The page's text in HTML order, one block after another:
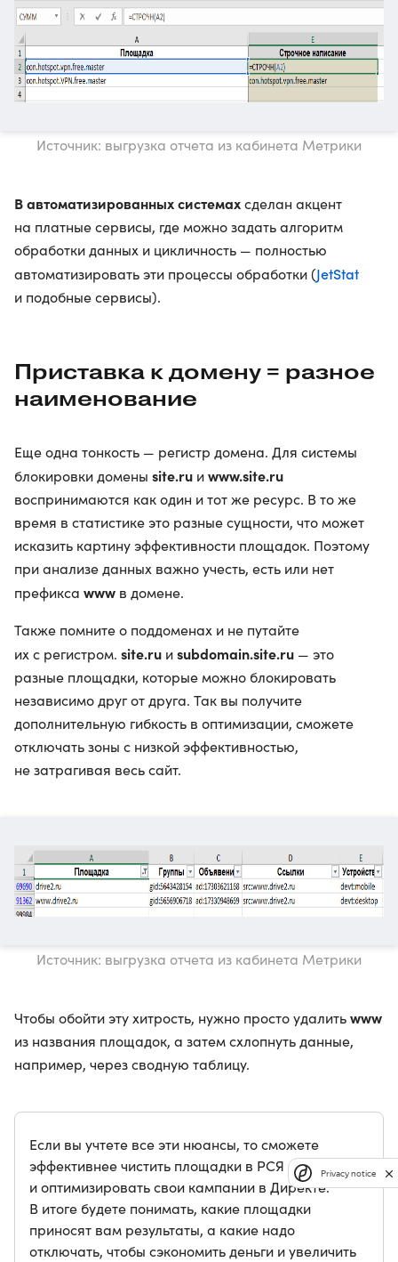
Источник: выгрузка отчета из кабинета Метрики
В автоматизированных системахсделан акцент
на платные сервисы, где можно задать алгоритм
обработки данных и цикличность — полностью
автоматизировать эти процессы обработки (JetStat
и подобные сервисы).
Приставка к домену = разное
наименование
Еще одна тонкость — регистр домена. Для системы
блокировки домены site.ru иwww.site.ru
воспринимаются как один и тот же ресурс. В то же
время в статистике это разные сущности, что может
исказить картину эффективности площадок. Поэтому
при анализе данных важно учесть, есть или нет
префикса www в домене.
Также помните о поддоменах и не путайте
их с регистром. site.ru иsubdomain.site.ru — это
разные площадки, которые можно блокировать
независимо друг от друга. Так вы получите
дополнительную гибкость в оптимизации, сможете
отключать зоны с низкой эффективностью,
не затрагивая весь сайт.
Источник: выгрузка отчета из кабинета Метрики
Чтобы обойти эту хитрость, нужно просто удалитьwww
из названия площадок, а затем схлопнуть данные,
например, через сводную таблицу.
Если вы учтете все эти нюансы, то сможете
эффективнее чистить площадки в РСЯ
и оптимизировать свои кампании в Директе.
В итоге будете понимать, какие площадки
приносят вам результаты, а какие надо
отключать, чтобы сэкономить деньги и увеличить
Privacy notice